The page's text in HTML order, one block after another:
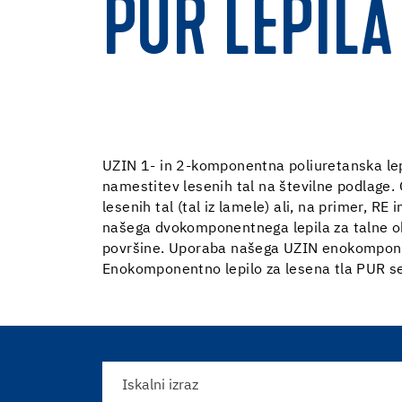
PUR LEPILA
UZIN 1- in 2-komponentna poliuretanska
namestitev lesenih tal na številne podlage.
lesenih tal (tal iz lamele) ali, na primer, RE
našega dvokomponentnega lepila za talne
površine. Uporaba našega UZIN
Enokomponentno lepilo za lesena tla PUR